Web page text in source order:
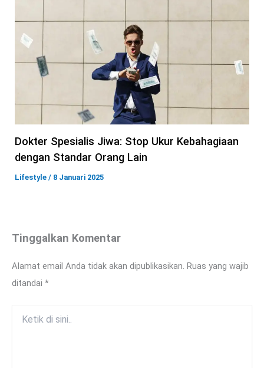
Dokter Spesialis Jiwa: Stop Ukur Kebahagiaan
dengan Standar Orang Lain
Lifestyle / 8 Januari 2025
Tinggalkan Komentar
Alamat email Anda tidak akan dipublikasikan. Ruas yang wajib
ditandai *